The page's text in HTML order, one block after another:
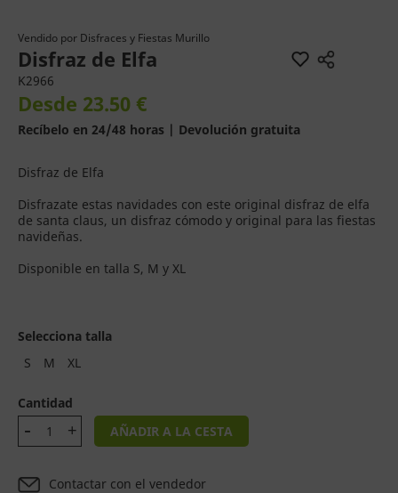
Vendido por Disfraces y Fiestas Murillo
Disfraz de Elfa
K2966
Desde 23.50 €
Recíbelo en 24/48 horas | Devolución gratuita
Disfraz de Elfa
Disfrazate estas navidades con este original disfraz de elfa
de santa claus, un disfraz cómodo y original para las fiestas
navideñas.
Disponible en talla S, M y XL
Selecciona talla
S
M XL
Cantidad
AÑADIR A LA CESTA
Contactar con el vendedor